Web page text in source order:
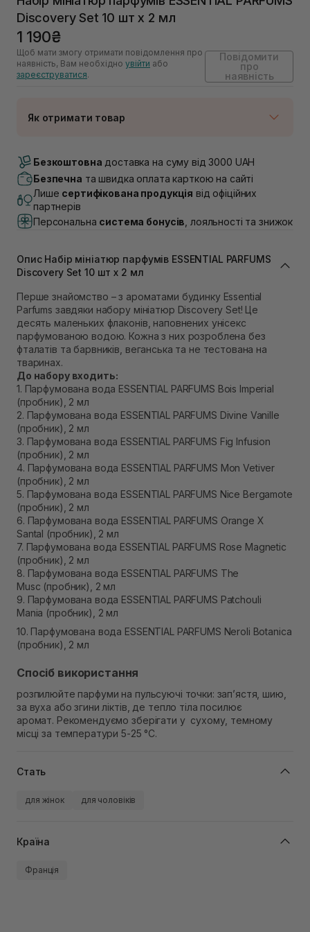
Discovery Set 10 шт х 2 мл
1 190₴
Щоб мати змогу отримати повідомлення про
наявність, Вам необхідно увійти або
зареєструватися.
Повідомити
про
наявність
Як отримати товар
Немає в наявності!
Немає в наявності!
Самовивіз м. Львів, вул. Академіка Підстригача, 1В
(Duck’s Lake)
Немає в наявності!
Самовивіз м. Львів, вул. Степана Бандери 45
Немає в наявності!
Самовивіз м. Рівне, вул. 16-го Липня, 15
Немає в наявності!
Самовивіз м. Рівне, вул. Кулика і Гудачека 23 (ТЦ
Екватор)
Немає в наявності!
Безкоштовна доставка на суму від 3000 UAH
Безпечна та швидка оплата карткою на сайті
Лише сертифікована продукція від офіційних
партнерів
Персональна система бонусів , лояльності та знижок
Опис Набір мініатюр парфумів ESSENTIAL PARFUMS
Discovery Set 10 шт х 2 мл
Перше знайомство – з ароматами будинку Essential
Parfums завдяки набору мініатюр Discovery Set! Це
десять маленьких флаконів, наповнених унісекс
парфумованою водою. Кожна з них розроблена без
фталатів та барвників, веганська та не тестована на
тваринах.
До набору входить:
1. Парфумована вода ESSENTIAL PARFUMS Bois Imperial
(пробник), 2 мл
2. Парфумована вода ESSENTIAL PARFUMS Divine Vanille
(пробник), 2 мл
3. Парфумована вода ESSENTIAL PARFUMS Fig Infusion
(пробник), 2 мл
4. Парфумована вода ESSENTIAL PARFUMS Mon Vetiver
(пробник), 2 мл
5. Парфумована вода ESSENTIAL PARFUMS Nice Bergamote
(пробник), 2 мл
6. Парфумована вода ESSENTIAL PARFUMS Orange X
Santal (пробник), 2 мл
7. Парфумована вода ESSENTIAL PARFUMS Rose Magnetic
(пробник), 2 мл
8. Парфумована вода ESSENTIAL PARFUMS The
Musc (пробник), 2 мл
9. Парфумована вода ESSENTIAL PARFUMS Patchouli
Mania (пробник), 2 мл
10. Парфумована вода ESSENTIAL PARFUMS Neroli Botanica
(пробник), 2 мл
Спосіб використання
розпилюйте парфуми на пульсуючі точки: зап’ястя, шию,
за вуха або згини ліктів, де тепло тіла посилює
аромат. Рекомендуємо зберігати у сухому, темному
місці за температури 5-25 °C.
Стать
для жінок для чоловіків
Країна
Франція